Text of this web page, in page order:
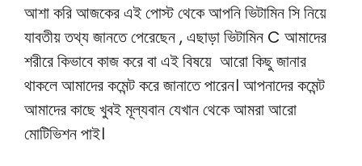
আশা করি আজকের এই পোস্ট থেকে আপনি ভিটামিন সি নিয়ে
যাবতীয় তথ্য জানতে পেরেছেন , এছাড়া ভিটামিন C আমাদের
শরীরে কিভাবে কাজ করে বা এই বিষয়ে আরো কিছু জানার
থাকলে আমাদের কমেন্ট করে জানাতে পারেন। আপনাদের কমেন্ট
আমাদের কাছে খুবই মূল্যবান যেখান থেকে আমরা আরো
মোটিভিশন পাই।